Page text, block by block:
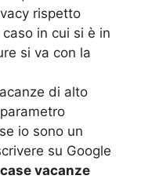
rispetto
in cui si è in
si va con la
di alto
io sono un
su Google
vacanze